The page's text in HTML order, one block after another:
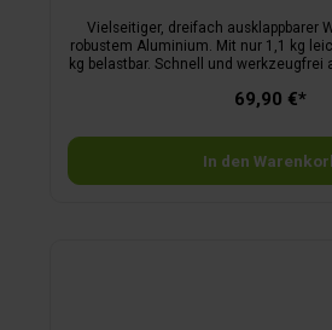
Vielseitiger, dreifach ausklappbarer
robustem Aluminium. Mit nur 1,1 kg
kg belastbar. Schnell und werkzeugfrei
für Camping, Boot oder
69,90 €*
In den